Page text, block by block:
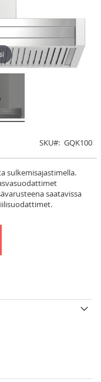
SKU GQK100
sulkemisajastimella.
saatavissa